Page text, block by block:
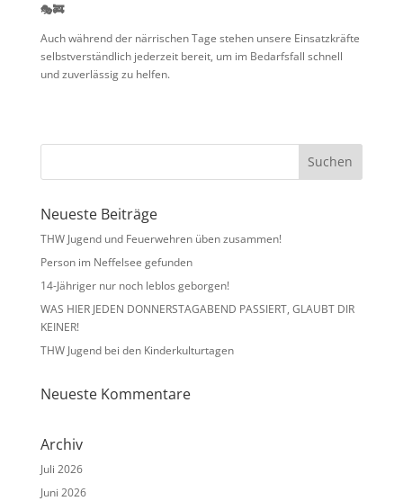
🎭🚒
Auch während der närrischen Tage stehen unsere Einsatzkräfte
selbstverständlich jederzeit bereit, um im Bedarfsfall schnell
und zuverlässig zu helfen.
Neueste Beiträge
THW Jugend und Feuerwehren üben zusammen!
Person im Neffelsee gefunden
14-Jähriger nur noch leblos geborgen!
WAS HIER JEDEN DONNERSTAGABEND PASSIERT, GLAUBT DIR
KEINER!
THW Jugend bei den Kinderkulturtagen
Neueste Kommentare
Archiv
Juli 2026
Juni 2026